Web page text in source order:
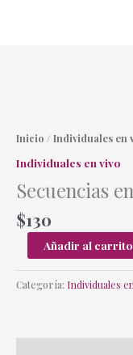
Inicio / Individuales en
Individuales en vivo
Secuencias
$130
reversa
Añadir al carrito
Categoría: Individuales